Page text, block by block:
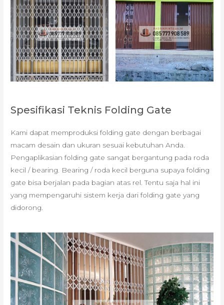
Spesifikasi Teknis Folding Gate
Kami dapat memproduksi folding gate dengan berbagai
macam desain dan ukuran sesuai kebutuhan Anda.
Pengaplikasian folding gate sangat bergantung pada roda
kecil / bearing. Bearing / roda kecil berguna supaya folding
gate bisa berjalan pada bagian atas rel. Tentu saja hal ini
yang mempengaruhi sistem kerja dari folding gate yang
didorong.